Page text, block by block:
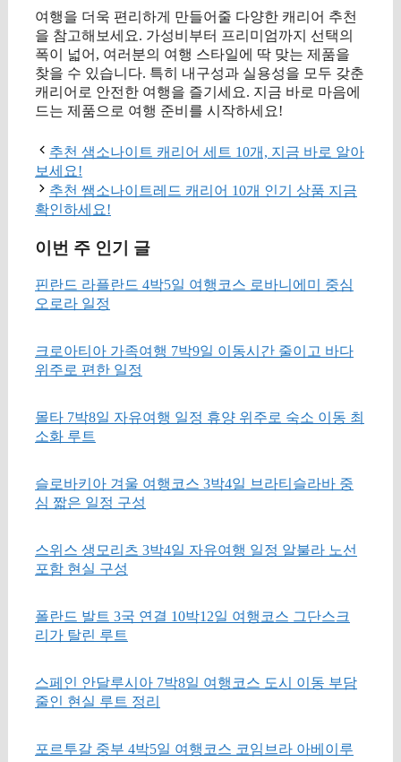
여행을 더욱 편리하게 만들어줄 다양한 캐리어 추천
을 참고해보세요. 가성비부터 프리미엄까지 선택의
폭이 넓어, 여러분의 여행 스타일에 딱 맞는 제품을
찾을 수 있습니다. 특히 내구성과 실용성을 모두 갖춘
캐리어로 안전한 여행을 즐기세요. 지금 바로 마음에
드는 제품으로 여행 준비를 시작하세요!
추천 샘소나이트 캐리어 세트 10개, 지금 바로 알아
보세요!
추천 쌤소나이트레드 캐리어 10개 인기 상품 지금
확인하세요!
이번 주 인기 글
핀란드 라플란드 4박5일 여행코스 로바니에미 중심
오로라 일정
크로아티아 가족여행 7박9일 이동시간 줄이고 바다
위주로 편한 일정
몰타 7박8일 자유여행 일정 휴양 위주로 숙소 이동 최
소화 루트
슬로바키아 겨울 여행코스 3박4일 브라티슬라바 중
심 짧은 일정 구성
스위스 생모리츠 3박4일 자유여행 일정 알불라 노선
포함 현실 구성
폴란드 발트 3국 연결 10박12일 여행코스 그단스크
리가 탈린 루트
스페인 안달루시아 7박8일 여행코스 도시 이동 부담
줄인 현실 루트 정리
포르투갈 중부 4박5일 여행코스 코임브라 아베이루